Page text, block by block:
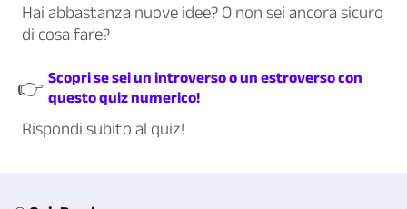
Hai abbastanza nuove idee? O non sei ancora sicuro
di cosa fare?
👉 Scopri se sei un introverso o un estroverso con
questo quiz numerico!
Rispondi subito al quiz!